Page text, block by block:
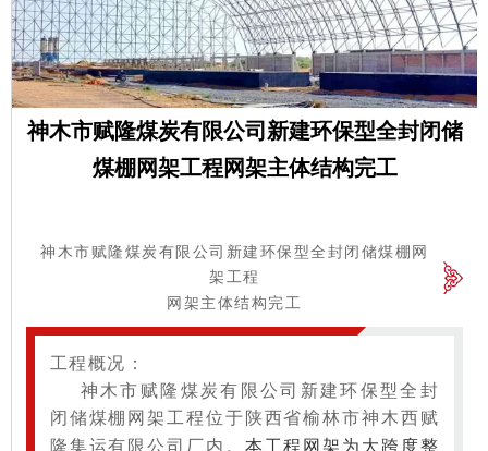
神木市赋隆煤炭有限公司新建环保型全封闭储
煤棚网架工程网架主体结构完工
神木市赋隆煤炭有限公司新建环保型全封闭储煤棚网
架工程
网架主体结构完工
工程概况：
神木市赋隆煤炭有限公司新建环保型全封
闭储煤棚网架工程位于陕西省榆林市神木西赋
隆集运有限公司厂内。 本工程网架为大跨度整